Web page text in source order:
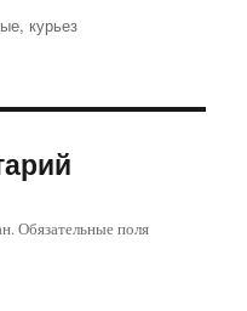
, курьез
Обязательные поля